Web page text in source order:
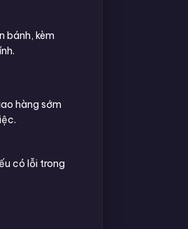
bánh, kèm
hàng sớm
có lỗi trong